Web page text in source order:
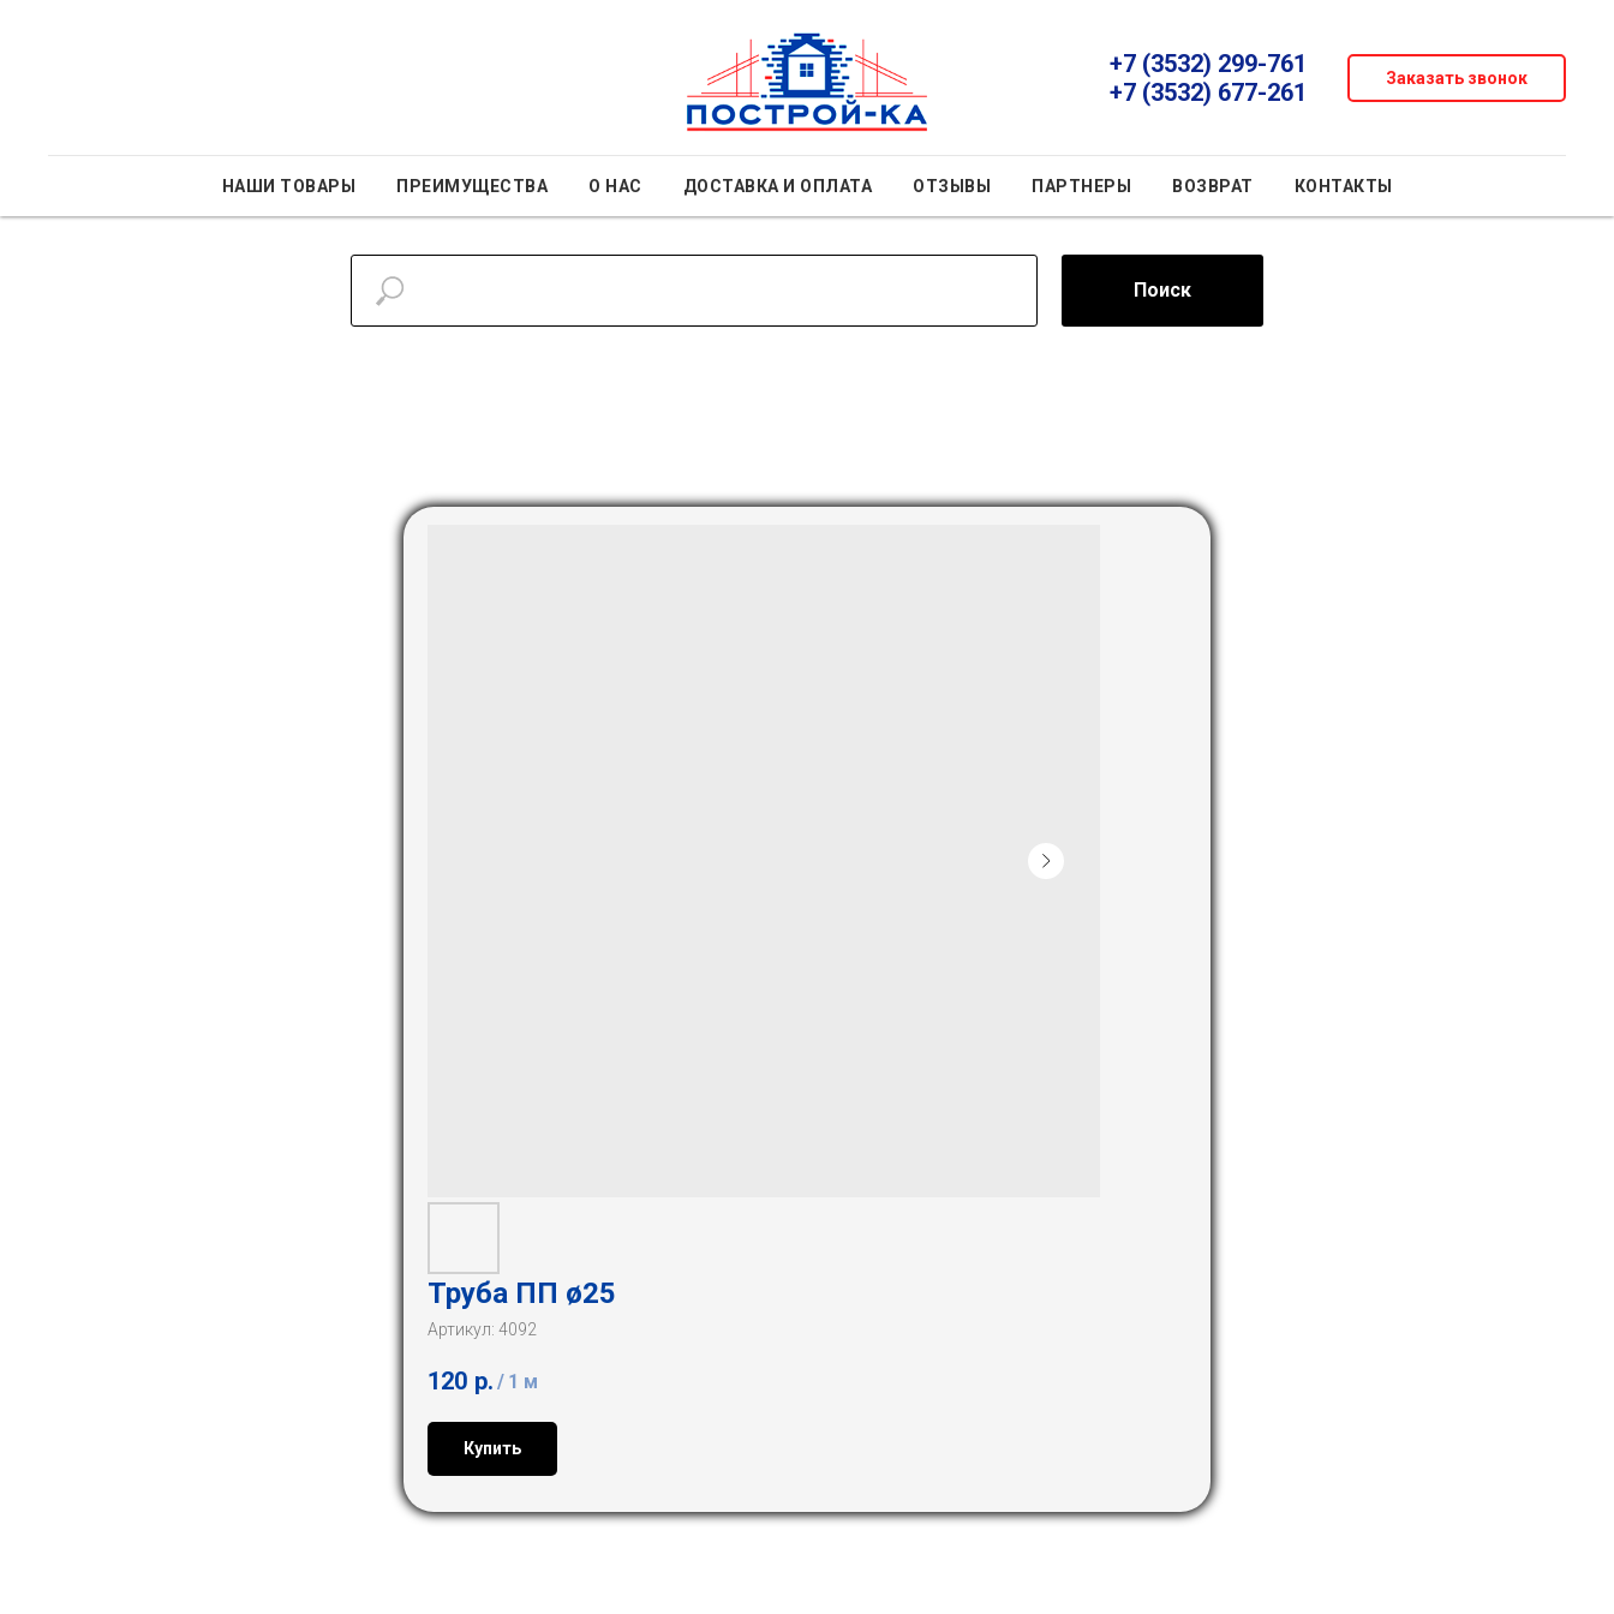
+7 (3532) 299-761
+7 (3532) 677-261
Заказать звонок
НАШИ ТОВАРЫ ПРЕИМУЩЕСТВА О НАС ДОСТАВКА И ОПЛАТА ОТЗЫВЫ ПАРТНЕРЫ ВОЗВРАТ КОНТАКТЫ
Поиск
Труба ПП ø25
Артикул: 4092
120 р. / 1 м
Купить